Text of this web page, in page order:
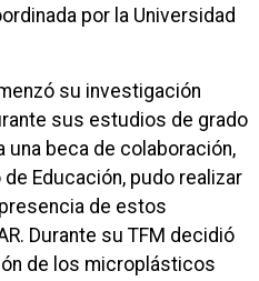
por la Universidad
su investigación
sus estudios de grado
una beca de colaboración,
Educación, pudo realizar
de estos
Durante su TFM decidió
de los microplásticos